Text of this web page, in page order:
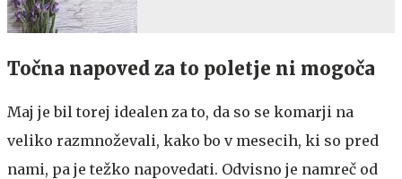
Točna napoved za to poletje ni mogoča
Maj je bil torej idealen za to, da so se komarji na
veliko razmnoževali, kako bo v mesecih, ki so pred
nami, pa je težko napovedati. Odvisno je namreč od